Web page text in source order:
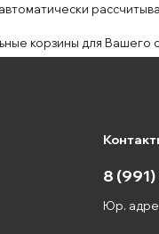
автоматически
корзины для Вашего
8
Юр.